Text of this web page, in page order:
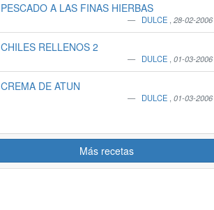
PESCADO A LAS FINAS HIERBAS
DULCE ,28-02-2006
CHILES RELLENOS 2
DULCE ,01-03-2006
CREMA DE ATUN
DULCE ,01-03-2006
Más recetas